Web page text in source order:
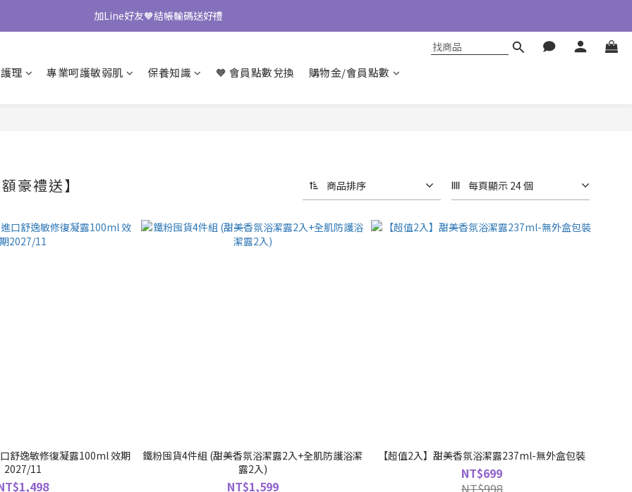
七夕限定🧡青春露買2送1
加Line好友🧡結帳輸碼送好禮
七夕限定🧡青春露買2送1
理 專業呵護敏弱肌 保養知識 🧡 會員點數兌換 購物金/會員點數
豪禮送】 商品排序 每頁顯示 24 個
口舒逸敏修復凝露100ml 效期
2027/11
鐵粉囤貨4件組 (甜美香氛浴潔露2入+全肌防護浴潔
露2入)
NT$1,599
【超值2入】甜美香氛浴潔露237ml-無外盒包裝
NT$699